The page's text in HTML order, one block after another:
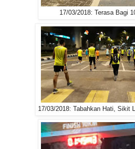
17/03/2018: Terasa Bagi
17/03/2018: Tabahkan Hati, Sikit